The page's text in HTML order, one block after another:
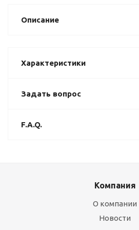
Описание
Характеристики
Задать вопрос
F.A.Q.
Компания
О компании
Новости